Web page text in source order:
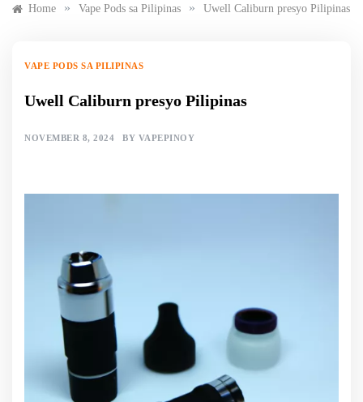
Home » Vape Pods sa Pilipinas » Uwell Caliburn presyo Pilipinas
VAPE PODS SA PILIPINAS
Uwell Caliburn presyo Pilipinas
NOVEMBER 8, 2024 BY VAPEPINOY